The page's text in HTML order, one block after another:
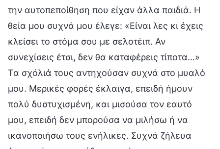
την αυτοπεποίθηση που είχαν άλλα παιδιά. Η
θεία μου συχνά μου έλεγε: «Είναι λες κι έχεις
κλείσει το στόμα σου με σελοτέιπ. Αν
συνεχίσεις έτσι, δεν θα καταφέρεις τίποτα…»
Τα σχόλιά τους αντηχούσαν συχνά στο μυαλό
μου. Μερικές φορές έκλαιγα, επειδή ήμουν
πολύ δυστυχισμένη, και μισούσα τον εαυτό
μου, επειδή δεν μπορούσα να μιλήσω ή να
ικανοποιήσω τους ενήλικες. Συχνά ζήλευα